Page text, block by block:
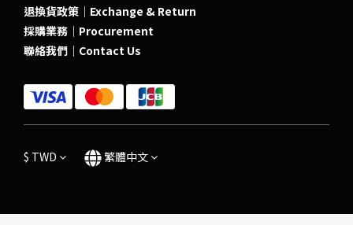
退換貨政策｜Exchange & Return
採購業務｜Procurement
聯絡我們｜Contact Us
$ TWD 繁體中文